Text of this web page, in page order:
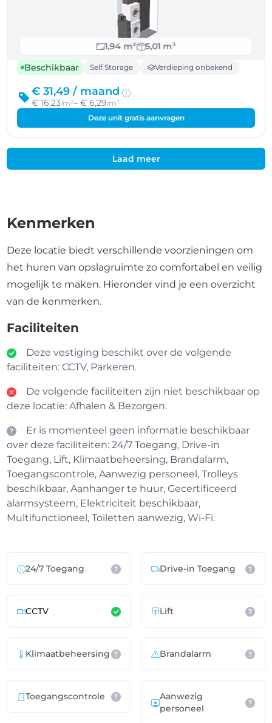
1,94 m²
5,01 m³
Beschikbaar
Self Storage Verdieping onbekend
€ 31,49 / maand
€ 16,23/m²– € 6,29/m³
Deze unit gratis aanvragen
Laad meer
Kenmerken
Deze locatie biedt verschillende voorzieningen om
het huren van opslagruimte zo comfortabel en veilig
mogelijk te maken. Hieronder vind je een overzicht
van de kenmerken.
Faciliteiten
Deze vestiging beschikt over de volgende
faciliteiten: CCTV, Parkeren.
De volgende faciliteiten zijn niet beschikbaar op
deze locatie: Afhalen & Bezorgen.
Er is momenteel geen informatie beschikbaar
over deze faciliteiten: 24/7 Toegang, Drive-in
Toegang, Lift, Klimaatbeheersing, Brandalarm,
Toegangscontrole, Aanwezig personeel, Trolleys
beschikbaar, Aanhanger te huur, Gecertificeerd
alarmsysteem, Elektriciteit beschikbaar,
Multifunctioneel, Toiletten aanwezig, Wi-Fi.
24/7 Toegang Drive-in Toegang
CCTV Lift
Klimaatbeheersing Brandalarm
Toegangscontrole
Aanwezig
personeel